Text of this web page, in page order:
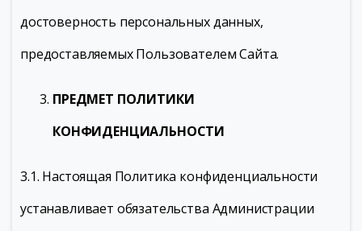
достоверность персональных данных,
предоставляемых Пользователем Сайта.
ПРЕДМЕТ ПОЛИТИКИ
КОНФИДЕНЦИАЛЬНОСТИ
3.1. Настоящая Политика конфиденциальности
устанавливает обязательства Администрации